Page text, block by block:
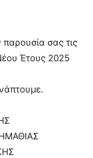
σας τις
Έτους 2025